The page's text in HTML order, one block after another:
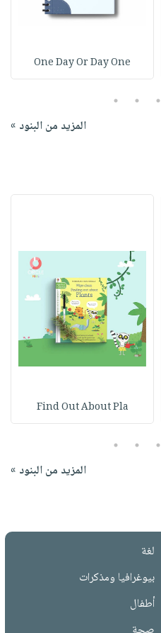
One Day Or Day One
3
4
5
المزيد من البنود »
Find Out About Pla
3
4
5
المزيد من البنود »
لغة
بيوغرافيا ومذكرات
أطفال